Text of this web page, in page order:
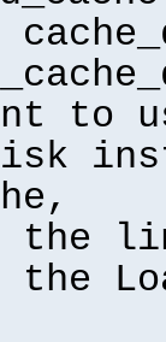
to
the
the